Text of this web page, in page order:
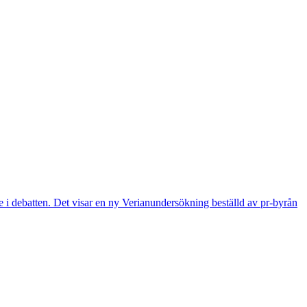
debatten. Det visar en ny Verianundersökning beställd av pr-byrån